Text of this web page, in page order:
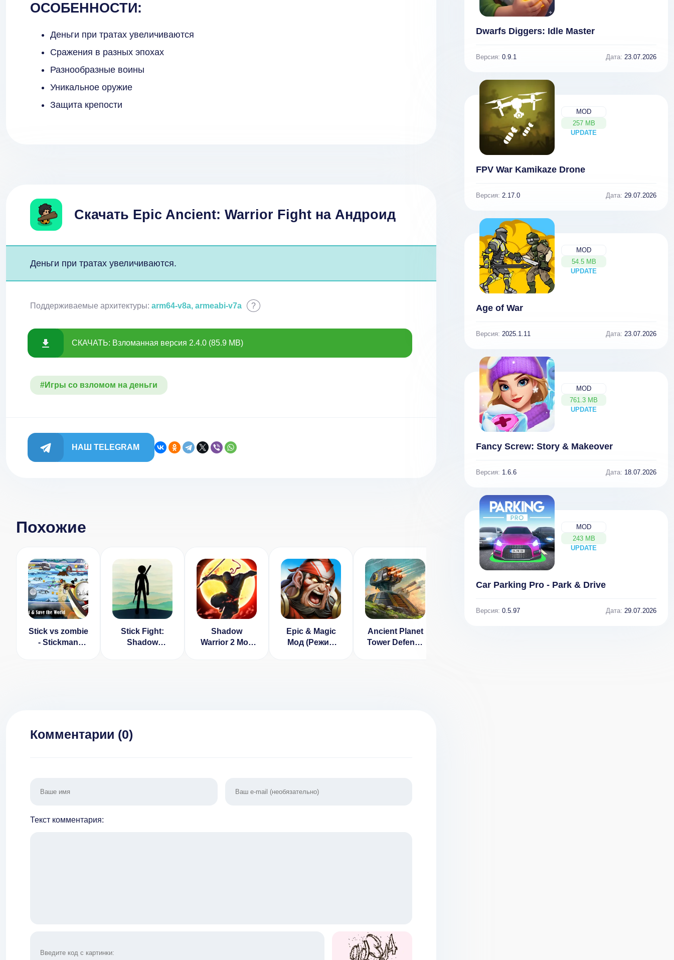
ОСОБЕННОСТИ:
Деньги при тратах увеличиваются
Сражения в разных эпохах
Разнообразные воины
Уникальное оружие
Защита крепости
Скачать Epic Ancient: Warrior Fight на Андроид
Деньги при тратах увеличиваются.
Поддерживаемые архитектуры: arm64-v8a, armeabi-v7a ?
СКАЧАТЬ: Взломанная версия 2.4.0 (85.9 MB)
#Игры со взломом на деньги
НАШ TELEGRAM
Похожие
Stick vs zombie
- Stickman
Stick Fight:
Shadow
Shadow
Warrior 2 Мод
Epic & Magic
Мод (Режим
Ancient Planet
Tower Defense
Комментарии (0)
Текст комментария:
Dwarfs Diggers: Idle Master
Версия: 0.9.1 Дата: 23.07.2026
MOD
257 MB
UPDATE
NEW
FPV War Kamikaze Drone
Версия: 2.17.0 Дата: 29.07.2026
MOD
54.5 MB
UPDATE
NEW
Age of War
Версия: 2025.1.11 Дата: 23.07.2026
MOD
761.3 MB
UPDATE
NEW
Fancy Screw: Story & Makeover
Версия: 1.6.6 Дата: 18.07.2026
MOD
243 MB
UPDATE
NEW
Car Parking Pro - Park & Drive
Версия: 0.5.97 Дата: 29.07.2026